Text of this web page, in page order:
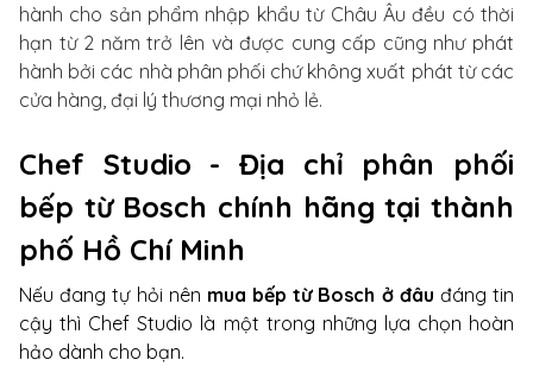
hành cho sản phẩm nhập khẩu từ Châu Âu đều có thời
hạn từ 2 năm trở lên và được cung cấp cũng như phát
hành bởi các nhà phân phối chứ không xuất phát từ các
cửa hàng, đại lý thương mại nhỏ lẻ.
Chef Studio - Địa chỉ phân phối
bếp từ Bosch chính hãng tại thành
phố Hồ Chí Minh
Nếu đang tự hỏi nên mua bếp từ Bosch ở đâu đáng tin
cậy thì Chef Studio là một trong những lựa chọn hoàn
hảo dành cho bạn.